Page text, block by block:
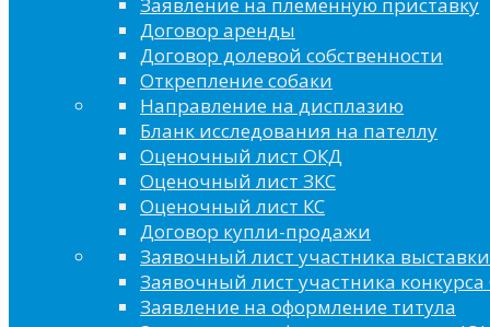
Договор аренды
Договор долевой собственности
Открепление собаки
Направление на дисплазию
Бланк исследования на пателлу
Оценочный лист ОКД
Оценочный лист ЗКС
Оценочный лист КС
Договор купли-продажи
Заявочный лист участника выставки
Заявочный лист участника конкурса
Заявление на оформление титула